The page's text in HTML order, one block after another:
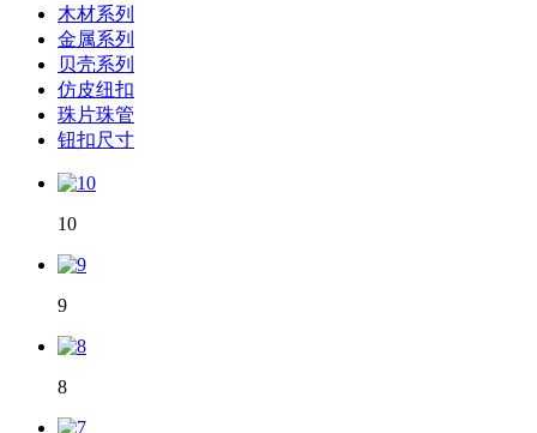
木材系列
金属系列
贝壳系列
仿皮纽扣
珠片珠管
钮扣尺寸
10
9
8